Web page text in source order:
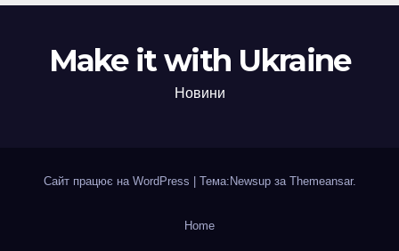
Make it with Ukraine
Новини
Сайт працює на WordPress Тема:Newsup за Themeansar.
Home